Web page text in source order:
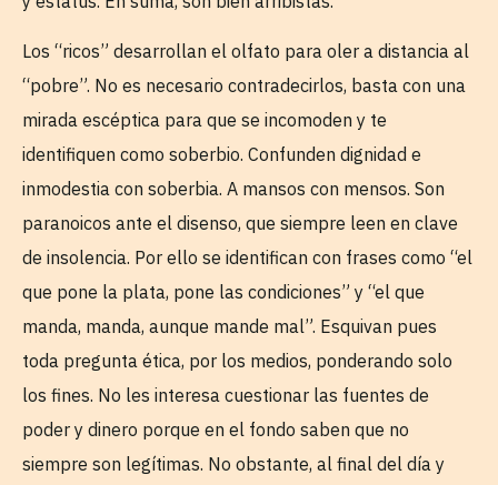
Los “ricos” desarrollan el olfato para oler a distancia al
“pobre”. No es necesario contradecirlos, basta con una
mirada escéptica para que se incomoden y te
identifiquen como soberbio. Confunden dignidad e
inmodestia con soberbia. A mansos con mensos. Son
paranoicos ante el disenso, que siempre leen en clave
de insolencia. Por ello se identifican con frases como “el
que pone la plata, pone las condiciones” y “el que
manda, manda, aunque mande mal”. Esquivan pues
toda pregunta ética, por los medios, ponderando solo
los fines. No les interesa cuestionar las fuentes de
poder y dinero porque en el fondo saben que no
siempre son legítimas. No obstante, al final del día y